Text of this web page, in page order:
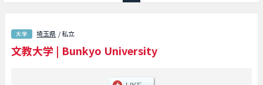
部や情報学部や文学部や国際学部や健康栄養学部や経営学部等、学部別情報
や、募集定員や合格者数など入試情報、施設案内、アクセスなど外国人留学
生に必要な情報を掲載しているので是非ご利用ください。
埼玉県 / 私立
文教大学 | Bunkyo University